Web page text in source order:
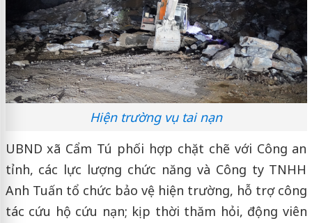
Hiện trường vụ tai nạn
UBND xã Cẩm Tú phối hợp chặt chẽ với Công an
tỉnh, các lực lượng chức năng và Công ty TNHH
Anh Tuấn tổ chức bảo vệ hiện trường, hỗ trợ công
tác cứu hộ cứu nạn; kịp thời thăm hỏi, động viên